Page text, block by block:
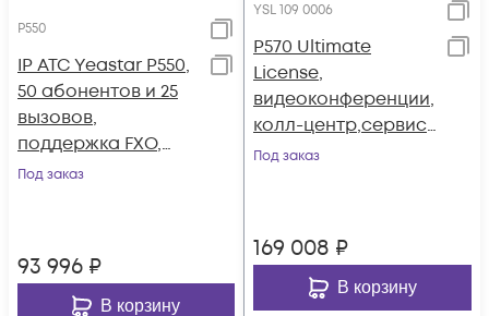
P550
IP АТС Yeastar P550,
50 абонентов и 25
вызовов,
поддержка FXO,
FXS, GSM, BRI
Под заказ
93 996 ₽
В корзину
YSL 109 0006
P570 Ultimate
License,
видеоконференции,
колл-центр,сервис
удалённого
Под заказ
169 008 ₽
В корзину